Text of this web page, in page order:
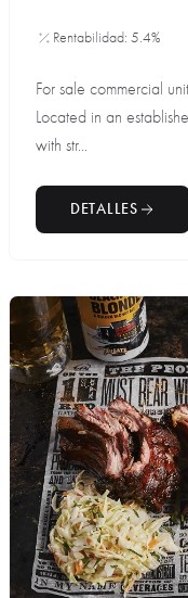
Rentabilidad: 5.4%
For sale commercial
Located in an
with str...
DETALLES